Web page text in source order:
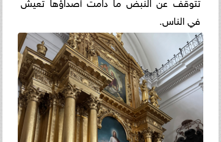
في الناس.